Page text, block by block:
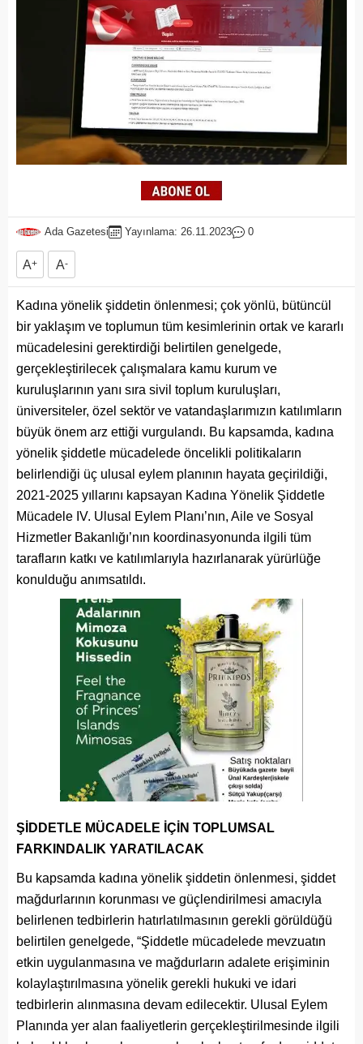
Ada Gazetesi Yayınlama: 26.11.2023 0
A+ A-
Kadına yönelik şiddetin önlenmesi; çok yönlü, bütüncül
bir yaklaşım ve toplumun tüm kesimlerinin ortak ve kararlı
mücadelesini gerektirdiği belirtilen genelgede,
gerçekleştirilecek çalışmalara kamu kurum ve
kuruluşlarının yanı sıra sivil toplum kuruluşları,
üniversiteler, özel sektör ve vatandaşlarımızın katılımların
büyük önem arz ettiği vurgulandı. Bu kapsamda, kadına
yönelik şiddetle mücadelede öncelikli politikaların
belirlendiği üç ulusal eylem planının hayata geçirildiği,
2021-2025 yıllarını kapsayan Kadına Yönelik Şiddetle
Mücadele IV. Ulusal Eylem Planı’nın, Aile ve Sosyal
Hizmetler Bakanlığı’nın koordinasyonunda ilgili tüm
tarafların katkı ve katılımlarıyla hazırlanarak yürürlüğe
konulduğu anımsatıldı.
ŞİDDETLE MÜCADELE İÇİN TOPLUMSAL
FARKINDALIK YARATILACAK
Bu kapsamda kadına yönelik şiddetin önlenmesi, şiddet
mağdurlarının korunması ve güçlendirilmesi amacıyla
belirlenen tedbirlerin hatırlatılmasının gerekli görüldüğü
belirtilen genelgede, “Şiddetle mücadelede mevzuatın
etkin uygulanmasına ve mağdurların adalete erişiminin
kolaylaştırılmasına yönelik gerekli hukuki ve idari
tedbirlerin alınmasına devam edilecektir. Ulusal Eylem
Planında yer alan faaliyetlerin gerçekleştirilmesinde ilgili